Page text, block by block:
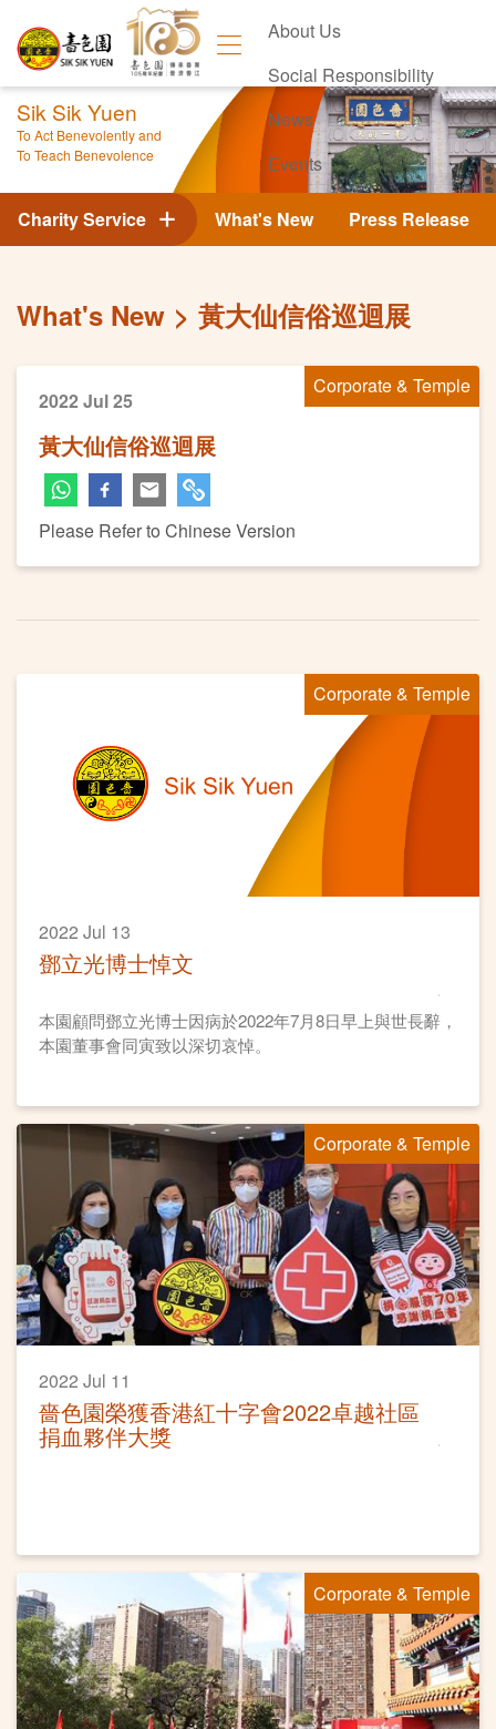
About Us
Social Responsibility
News
Events
Contact Us
Sik Sik Yuen
To Act Benevolently and
To Teach Benevolence
What's New Press Release
Charity Service
What's New 黃大仙信俗巡迴展
Corporate & Temple
2022 Jul 25
黃大仙信俗巡迴展
Please Refer to Chinese Version
Corporate & Temple
2022 Jul 13
鄧立光博士悼文
本園顧問鄧立光博士因病於2022年7月8日早上與世長辭，
本園董事會同寅致以深切哀悼。
Corporate & Temple
2022 Jul 11
嗇色園榮獲香港紅十字會2022卓越社區
捐血夥伴大獎
Corporate & Temple